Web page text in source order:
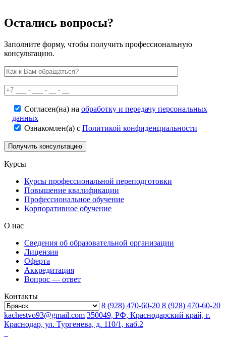
Остались вопросы?
Заполните форму, чтобы получить профессиональную
консультацию.
Согласен(на) на обработку и передачу персональных
данных
Ознакомлен(а) с Политикой конфиденциальности
Курсы
Курсы профессиональной переподготовки
Повышение квалификации
Профессиональное обучение
Корпоративное обучение
О нас
Сведения об образовательной организации
Лицензия
Оферта
Аккредитация
Вопрос — ответ
Контакты
8 (928) 470-60-20 8 (928) 470-60-20
kachestvo93@gmail.com 350049, РФ, Краснодарский край, г.
Краснодар, ул. Тургенева, д. 110/1, каб.2